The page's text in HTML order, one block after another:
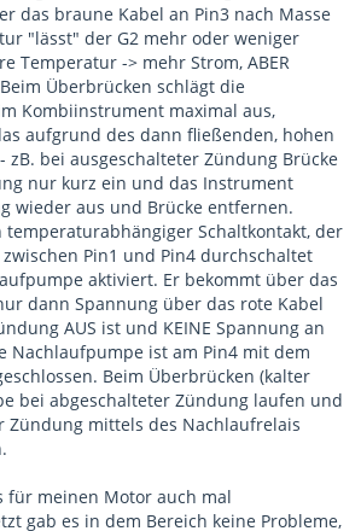
das braune Kabel an Pin3 nach Masse
"lässt" der G2 mehr oder weniger
Temperatur -> mehr Strom, ABER
Überbrücken schlägt die
Kombiinstrument maximal aus,
aufgrund des dann fließenden, hohen
zB. bei ausgeschalteter Zündung Brücke
nur kurz ein und das Instrument
wieder aus und Brücke entfernen.
temperaturabhängiger Schaltkontakt, der
zwischen Pin1 und Pin4 durchschaltet
aktiviert. Er bekommt über das
dann Spannung über das rote Kabel
AUS ist und KEINE Spannung an
Nachlaufpumpe ist am Pin4 mit dem
Beim Überbrücken (kalter
bei abgeschalteter Zündung laufen und
Zündung mittels des Nachlaufrelais
für meinen Motor auch mal
gab es in dem Bereich keine Probleme,